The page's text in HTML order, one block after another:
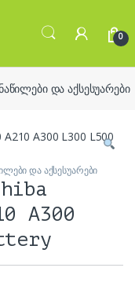
0
და აქსესუარები
და აქსესუარები
A300